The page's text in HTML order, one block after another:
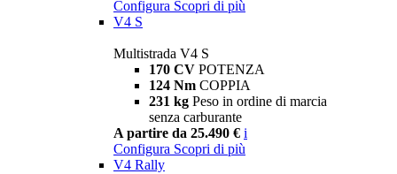
Configura Scopri di più
V4 S
Multistrada V4 S
170 CV POTENZA
124 Nm COPPIA
231 kg Peso in ordine di marcia
senza carburante
A partire da 25.490 € i
Configura Scopri di più
V4 Rally